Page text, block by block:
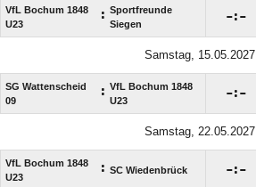
VfL Bochum 1848
U23
: Sportfreunde
Siegen
:
Samstag, 15.05.2027
SG Wattenscheid
09
: VfL Bochum 1848
U23
:
Samstag, 22.05.2027
VfL Bochum 1848
U23
: SC Wiedenbrück :